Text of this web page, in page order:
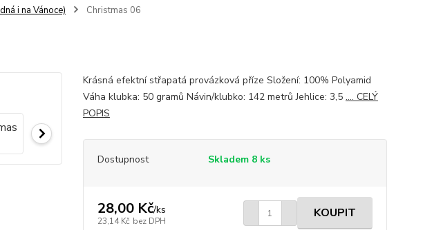
i na Vánoce) Christmas 06
Krásná efektní střapatá provázková příze Složení: 100% Polyamid
Váha klubka: 50 gramů Návin/klubko: 142 metrů Jehlice: 3,5 .... CELÝ
POPIS
Dostupnost Skladem 8 ks
28,00 Kč/ks
23,14 Kč bez DPH
KOUPIT